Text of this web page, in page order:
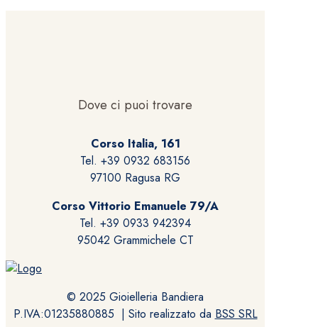
Dove ci puoi trovare
Corso Italia, 161
Tel. +39 0932 683156
97100 Ragusa RG
Corso Vittorio Emanuele 79/A
Tel. +39 0933 942394
95042 Grammichele CT
© 2025 Gioielleria Bandiera
P.IVA:01235880885 | Sito realizzato da BSS SRL